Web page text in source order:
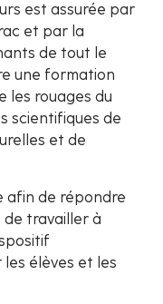
est assurée par
et par la
de tout le
une formation
les rouages du
scientifiques de
et de
afin de répondre
de travailler à
élèves et les